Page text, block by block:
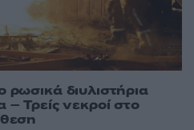
διυλιστήρια
Τρείς νεκροί στο